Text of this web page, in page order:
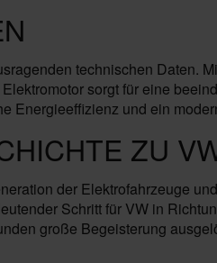
technischen Daten.
sorgt für eine
Energieeffizienz und ein
ZU
der Elektrofahrzeuge
Schritt für VW in
große Begeisterung